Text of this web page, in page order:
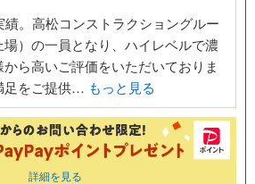
。高松コンストラクショングルー
）の一員となり、ハイレベルで濃
ら高いご評価をいただいておりま
足をご提供… もっと見る
詳細を見る